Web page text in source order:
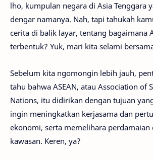
lho, kumpulan negara di Asia Tenggara
dengar namanya. Nah, tapi tahukah
cerita di balik layar, tentang bagaimana
terbentuk? Yuk, mari kita selami
Sebelum kita ngomongin lebih jauh,
tahu bahwa ASEAN, atau Association of
Nations, itu didirikan dengan tujuan
ingin meningkatkan kerjasama dan
ekonomi, serta memelihara perdamaian
kawasan. Keren, ya?